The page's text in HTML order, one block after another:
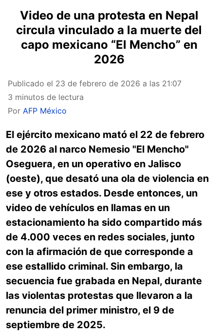
Video de una protesta en Nepal
circula vinculado a la muerte del
capo mexicano “El Mencho” en
2026
Publicado el 23 de febrero de 2026 a las 21:07
3 minutos de lectura
Por AFP México
El ejército mexicano mató el 22 de febrero
de 2026 al narco Nemesio "El Mencho"
Oseguera, en un operativo en Jalisco
(oeste), que desató una ola de violencia en
ese y otros estados. Desde entonces, un
video de vehículos en llamas en un
estacionamiento ha sido compartido más
de 4.000 veces en redes sociales, junto
con la afirmación de que corresponde a
ese estallido criminal. Sin embargo, la
secuencia fue grabada en Nepal, durante
las violentas protestas que llevaron a la
renuncia del primer ministro, el 9 de
septiembre de 2025.